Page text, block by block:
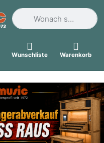
Geben Sie einen
Wunschliste Warenkorb